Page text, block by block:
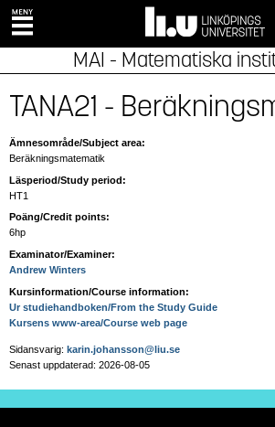
MAI - Matematiska
TANA21 -
Ämnesområde/Subject area:
Beräkningsmatematik
Läsperiod/Study period:
HT1
Poäng/Credit points:
6hp
Examinator/Examiner:
Andrew Winters
Kursinformation/Course information:
Ur studiehandboken/From the Study Guide
Kursens www-area/Course web page
Sidansvarig: karin.johansson@liu.se
Senast uppdaterad: 2026-08-05